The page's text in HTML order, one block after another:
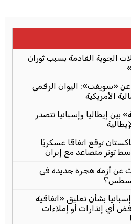
الجوية القادمة بسبب ثوران
عن «سويفت»: اليوان الرقمي
الأمريكية
بين إيطاليا وإسبانيا تتصدر
توقّع اتفاقًا عسكريًا
توتر متصاعد مع إيران
عن أزمة هجرة جديدة في
بشأن تعليق «اتفاقية
أي إنذارات أو إملاءات